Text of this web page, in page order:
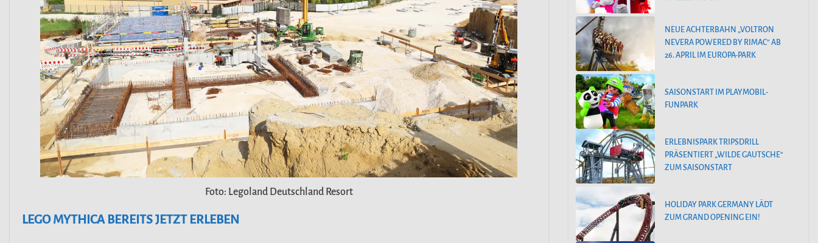
Foto: Legoland Deutschland Resort
LEGO MYTHICA BEREITS JETZT ERLEBEN
NEUE ACHTERBAHN „VOLTRON
NEVERA POWERED BY RIMAC“ AB
26. APRIL IM EUROPA-PARK
SAISONSTART IM PLAYMOBIL-
FUNPARK
ERLEBNISPARK TRIPSDRILL
PRÄSENTIERT „WILDE GAUTSCHE“
ZUM SAISONSTART
HOLIDAY PARK GERMANY LÄDT
ZUM GRAND OPENING EIN!